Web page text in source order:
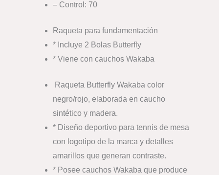
– Control: 70
Raqueta para fundamentación
* Incluye 2 Bolas Butterfly
* Viene con cauchos Wakaba
Raqueta Butterfly Wakaba color
negro/rojo, elaborada en caucho
sintético y madera.
* Diseño deportivo para tennis de mesa
con logotipo de la marca y detalles
amarillos que generan contraste.
* Posee cauchos Wakaba que produce